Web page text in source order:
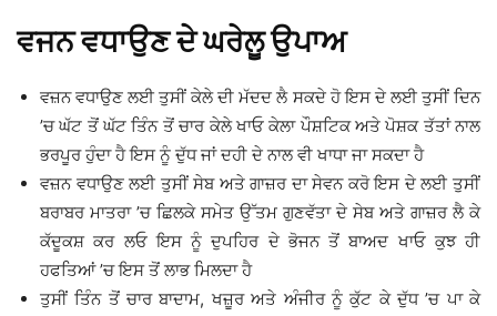
ਵਜਨ ਵਧਾਉਣ ਦੇ ਘਰੇਲੂ ਉਪਾਅ
ਵਜ਼ਨ ਵਧਾਉਣ ਲਈ ਤੁਸੀਂ ਕੇਲੇ ਦੀ ਮੱਦਦ ਲੈ ਸਕਦੇ ਹੋ ਇਸ ਦੇ ਲਈ ਤੁਸੀਂ ਦਿਨ
’ਚ ਘੱਟ ਤੋਂ ਘੱਟ ਤਿੰਨ ਤੋਂ ਚਾਰ ਕੇਲੇ ਖਾਓ ਕੇਲਾ ਪੌਸ਼ਟਿਕ ਅਤੇ ਪੋਸ਼ਕ ਤੱਤਾਂ ਨਾਲ
ਭਰਪੂਰ ਹੁੰਦਾ ਹੈ ਇਸ ਨੂੰ ਦੁੱਧ ਜਾਂ ਦਹੀ ਦੇ ਨਾਲ ਵੀ ਖਾਧਾ ਜਾ ਸਕਦਾ ਹੈ
ਵਜ਼ਨ ਵਧਾਉਣ ਲਈ ਤੁਸੀਂ ਸੇਬ ਅਤੇ ਗਾਜ਼ਰ ਦਾ ਸੇਵਨ ਕਰੋ ਇਸ ਦੇ ਲਈ ਤੁਸੀਂ
ਬਰਾਬਰ ਮਾਤਰਾ ’ਚ ਛਿਲਕੇ ਸਮੇਤ ਉੱਤਮ ਗੁਣਵੱਤਾ ਦੇ ਸੇਬ ਅਤੇ ਗਾਜ਼ਰ ਲੈ ਕੇ
ਕੱਦੂਕਸ਼ ਕਰ ਲਓ ਇਸ ਨੂੰ ਦੁਪਹਿਰ ਦੇ ਭੋਜਨ ਤੋਂ ਬਾਅਦ ਖਾਓ ਕੁਝ ਹੀ
ਹਫਤਿਆਂ ’ਚ ਇਸ ਤੋਂ ਲਾਭ ਮਿਲਦਾ ਹੈ
ਤੁਸੀਂ ਤਿੰਨ ਤੋਂ ਚਾਰ ਬਾਦਾਮ, ਖਜ਼ੂਰ ਅਤੇ ਅੰਜੀਰ ਨੂੰ ਕੁੱਟ ਕੇ ਦੁੱਧ ’ਚ ਪਾ ਕੇ